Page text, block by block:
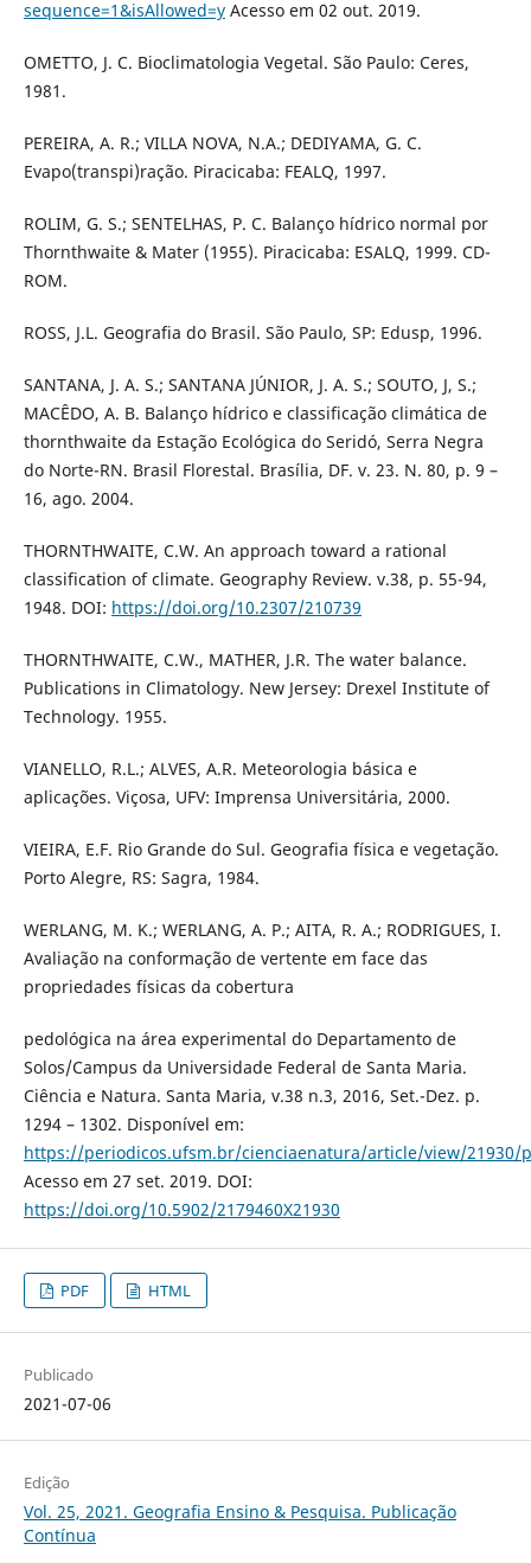
sequence=1&isAllowed=yAcesso em 02 out. 2019.
OMETTO, J. C. Bioclimatologia Vegetal. São Paulo: Ceres,
1981.
PEREIRA, A. R.; VILLA NOVA, N.A.; DEDIYAMA, G. C.
Evapo(transpi)ração. Piracicaba: FEALQ, 1997.
ROLIM, G. S.; SENTELHAS, P. C. Balanço hídrico normal por
Thornthwaite & Mater (1955). Piracicaba: ESALQ, 1999. CD-
ROM.
ROSS, J.L. Geografia do Brasil. São Paulo, SP: Edusp, 1996.
SANTANA, J. A. S.; SANTANA JÚNIOR, J. A. S.; SOUTO, J, S.;
MACÊDO, A. B. Balanço hídrico e classificação climática de
thornthwaite da Estação Ecológica do Seridó, Serra Negra
do Norte-RN. Brasil Florestal. Brasília, DF. v. 23. N. 80, p. 9 –
16, ago. 2004.
THORNTHWAITE, C.W. An approach toward a rational
classification of climate. Geography Review. v.38, p. 55-94,
1948. DOI: https://doi.org/10.2307/210739
THORNTHWAITE, C.W., MATHER, J.R. The water balance.
Publications in Climatology. New Jersey: Drexel Institute of
Technology. 1955.
VIANELLO, R.L.; ALVES, A.R. Meteorologia básica e
aplicações. Viçosa, UFV: Imprensa Universitária, 2000.
VIEIRA, E.F. Rio Grande do Sul. Geografia física e vegetação.
Porto Alegre, RS: Sagra, 1984.
WERLANG, M. K.; WERLANG, A. P.; AITA, R. A.; RODRIGUES, I.
Avaliação na conformação de vertente em face das
propriedades físicas da cobertura
pedológica na área experimental do Departamento de
Solos/Campus da Universidade Federal de Santa Maria.
Ciência e Natura. Santa Maria, v.38 n.3, 2016, Set.-Dez. p.
1294 – 1302. Disponível em:
https://periodicos.ufsm.br/cienciaenatura/article/view/21930/
Acesso em 27 set. 2019. DOI:
https://doi.org/10.5902/2179460X21930
PDF HTML
Publicado
2021-07-06
Edição
Vol. 25, 2021. Geografia Ensino & Pesquisa. Publicação
Contínua